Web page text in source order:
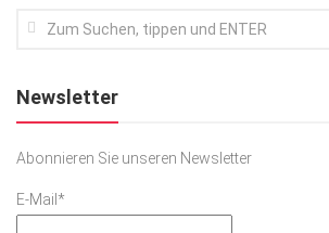
Newsletter
Abonnieren Sie unseren Newsletter
E-Mail*